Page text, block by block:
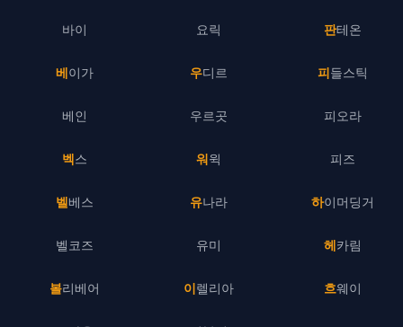
바이
베이가
베인
벡스
벨베스
벨코즈
볼리베어
요릭
우디르
우르곳
워윅
유나라
유미
이렐리아
판테온
피들스틱
피오라
피즈
하이머딩거
헤카림
흐웨이